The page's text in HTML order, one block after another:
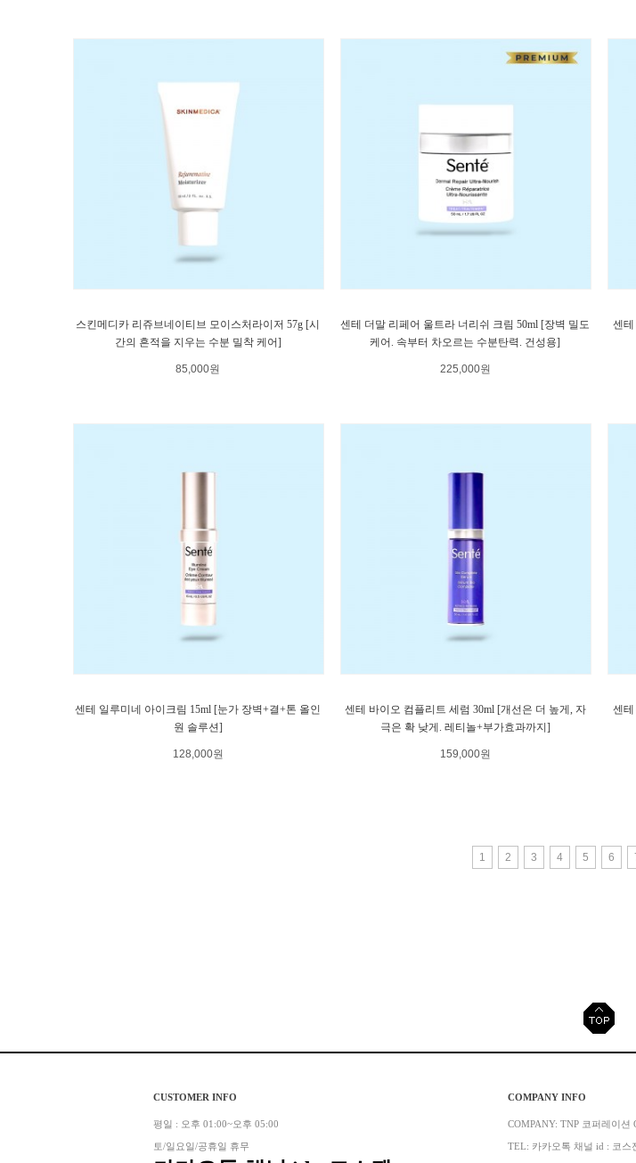
스킨메디카 리쥬브네이티브 모이스처라이저 57g [시
간의 흔적을 지우는 수분 밀착 케어]
85,000원
센테 더말 리페어 울트라 너리쉬 크림 50ml [장벽 밀도
케어. 속부터 차오르는 수분탄력. 건성용]
225,000원
센테
센테 일루미네 아이크림 15ml [눈가 장벽+결+톤 올인
원 솔루션]
128,000원
센테 바이오 컴플리트 세럼 30ml [개선은 더 높게, 자
극은 확 낮게. 레티놀+부가효과까지]
159,000원
센
1 2 3 4 5 6
CUSTOMER INFO
평일 : 오후 01:00~오후 05:00
토/일요일/공휴일 휴무
COMPANY INFO
COMPANY: TNP 코퍼레이션
TEL: 카카오톡 채널 id : 코스